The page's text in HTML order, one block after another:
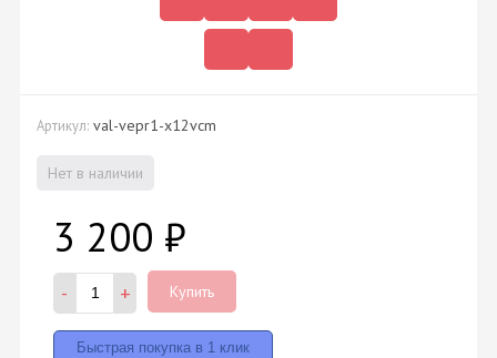
Артикул: val-vepr1-x12vcm
Нет в наличии
3 200 ₽
- + Купить